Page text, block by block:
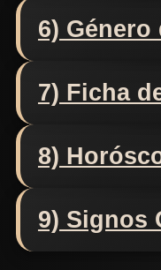
6)
7) Ficha
8)
9) Signos